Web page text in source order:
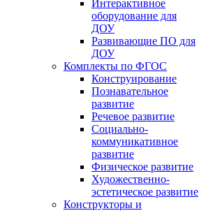
Интерактивное
оборудование для
ДОУ
Развивающие ПО для
ДОУ
Комплекты по ФГОС
Конструирование
Познавательное
развитие
Речевое развитие
Социально-
коммуникативное
развитие
Физическое развитие
Художественно-
эстетическое развитие
Конструкторы и